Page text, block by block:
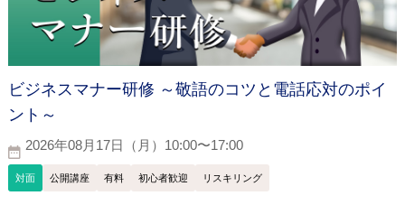
ビジネスマナー研修 ～敬語のコツと電話応対のポイ
ント～
2026年08月17日（月）10:00〜17:00
対面 公開講座 有料 初心者歓迎 リスキリング